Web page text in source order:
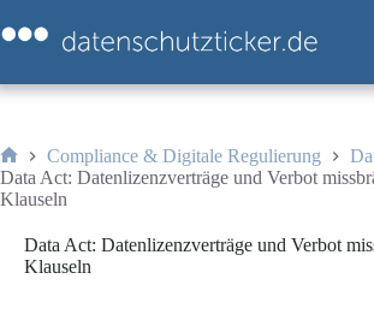
Inhalt
springen
Start
Compliance & Digitale Regulierung
Data Act: Datenlizenzverträge und Verbot
Klauseln
Data Act: Datenlizenzverträge und Verbot
Klauseln